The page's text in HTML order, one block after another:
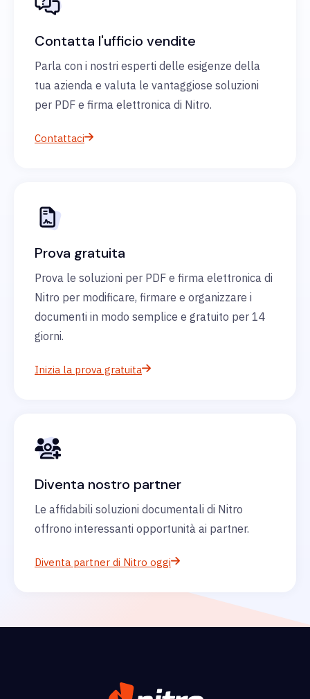
Contatta l'ufficio vendite
Parla con i nostri esperti delle esigenze della
tua azienda e valuta le vantaggiose soluzioni
per PDF e firma elettronica di Nitro.
Contattaci
Prova gratuita
Prova le soluzioni per PDF e firma elettronica di
Nitro per modificare, firmare e organizzare i
documenti in modo semplice e gratuito per 14
giorni.
Inizia la prova gratuita
Diventa nostro partner
Le affidabili soluzioni documentali di Nitro
offrono interessanti opportunità ai partner.
Diventa partner di Nitro oggi